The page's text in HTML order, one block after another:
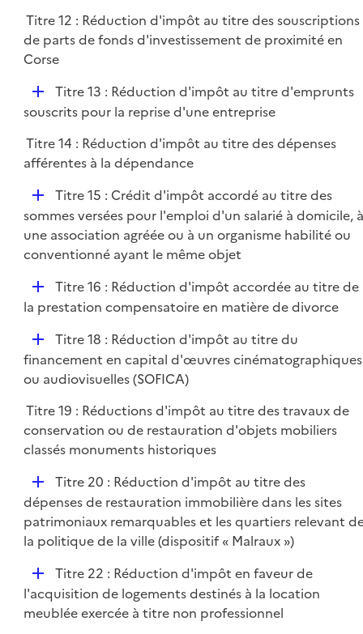
Titre 12 : Réduction d'impôt au titre des souscriptions
de parts de fonds d'investissement de proximité en
Corse
D
é
l
i
Titre 13 : Réduction d'impôt au titre d'emprunts
souscrits pour la reprise d'une entreprise
Titre 14 : Réduction d'impôt au titre des dépenses
afférentes à la dépendance
D
é
p
l
r
Titre 15 : Crédit d'impôt accordé au titre des
sommes versées pour l'emploi d'un salarié à domicile, à
une association agréée ou à un organisme habilité ou
conventionné ayant le même objet
D
é
i
e
Titre 16 : Réduction d'impôt accordée au titre de
la prestation compensatoire en matière de divorce
D
é
p
i
e
r
Titre 18 : Réduction d'impôt au titre du
financement en capital d'œuvres cinématographiques
ou audiovisuelles (SOFICA)
Titre 19 : Réductions d'impôt au titre des travaux de
conservation ou de restauration d'objets mobiliers
classés monuments historiques
D
é
p
l
r
Titre 20 : Réduction d'impôt au titre des
dépenses de restauration immobilière dans les sites
patrimoniaux remarquables et les quartiers relevant
la politique de la ville (dispositif « Malraux »)
D
é
p
Titre 22 : Réduction d'impôt en faveur de
l'acquisition de logements destinés à la location
meublée exercée à titre non professionnel